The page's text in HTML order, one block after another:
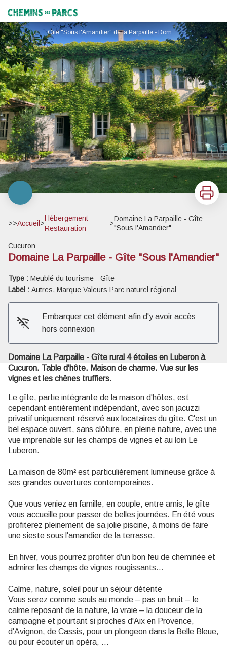
Chemins des Parcs
Gîte "Sous l'Amandier" de la Parpaille - Domaine de la Parpaille
Voir l'image en plein écran
Imprimer
>>Accueil >
Hébergement -
Restauration
>
Domaine La Parpaille - Gîte
"Sous l'Amandier"
Cucuron
Domaine La Parpaille - Gîte "Sous l'Amandier"
Type : Meublé du tourisme - Gîte
Label : Autres, Marque Valeurs Parc naturel régional
Embarquer cet élément afin d'y avoir accès
hors connexion
Domaine La Parpaille - Gîte rural 4 étoiles en Luberon à
Cucuron. Table d'hôte. Maison de charme. Vue sur les
vignes et les chênes truffiers.
Le gîte, partie intégrante de la maison d'hôtes, est
cependant entièrement indépendant, avec son jacuzzi
privatif uniquement réservé aux locataires du gîte. C'est un
bel espace ouvert, sans clôture, en pleine nature, avec une
vue imprenable sur les champs de vignes et au loin Le
Luberon.
La maison de 80m² est particulièrement lumineuse grâce à
ses grandes ouvertures contemporaines.
Que vous veniez en famille, en couple, entre amis, le gîte
vous accueille pour passer de belles journées. En été vous
profiterez pleinement de sa jolie piscine, à moins de faire
une sieste sous l'amandier de la terrasse.
En hiver, vous pourrez profiter d'un bon feu de cheminée et
admirer les champs de vignes rougissants…
Calme, nature, soleil pour un séjour détente
Vous serez comme seuls au monde – pas un bruit – le
calme reposant de la nature, la vraie – la douceur de la
campagne et pourtant si proches d'Aix en Provence,
d'Avignon, de Cassis, pour un plongeon dans la Belle Bleue,
ou pour écouter un opéra, …